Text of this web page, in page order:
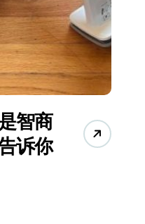
智商
诉你